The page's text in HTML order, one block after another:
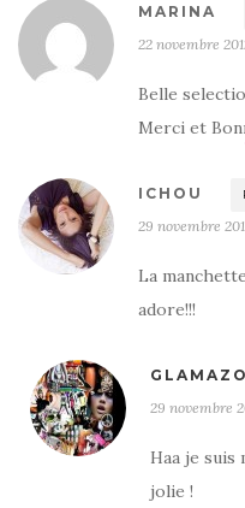
MARINA
22 novembre
Belle
Merci et
ICHOU
29 novembre
La
adore!!!
29 novembre
Haa je
jolie !